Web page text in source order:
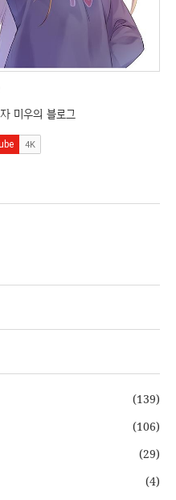
미우의 블로그
(139)
(106)
(29)
(4)